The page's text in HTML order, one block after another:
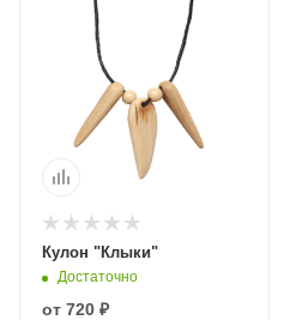
Кулон "Клыки"
Достаточно
от 720 ₽